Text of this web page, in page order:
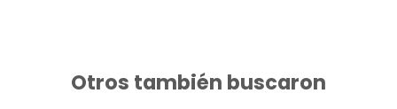
Otros también buscaron